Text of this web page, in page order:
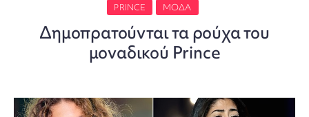
PRINCE ΜΌΔΑ
Δημοπρατούνται τα ρούχα του
μοναδικού Prince